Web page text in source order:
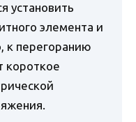
установить
элемента и
к перегоранию
короткое